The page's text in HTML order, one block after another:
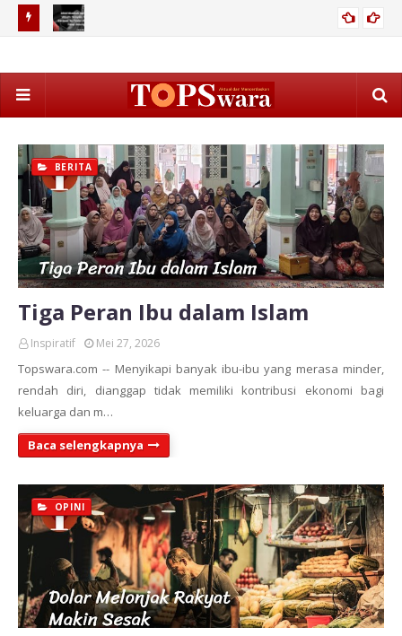
Posisi Mana pun Tetap Untung
BERITA
Tiga Peran Ibu dalam Islam
Inspiratif Mei 27, 2026
Topswara.com -- Menyikapi banyak ibu-ibu yang merasa minder,
rendah diri, dianggap tidak memiliki kontribusi ekonomi bagi
keluarga dan m…
Baca selengkapnya
OPINI